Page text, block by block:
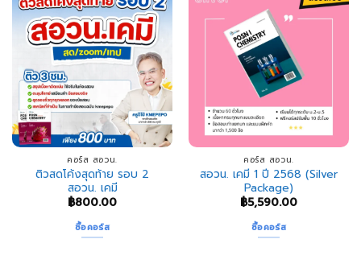
คอร์ส สอวน.
ติวสดโค้งสุดท้าย รอบ 2
สอวน. เคมี
฿800.00
ซื้อคอร์ส
คอร์ส สอวน.
สอวน. เคมี 1 ปี 2568 (Silver
Package)
฿5,590.00
ซื้อคอร์ส